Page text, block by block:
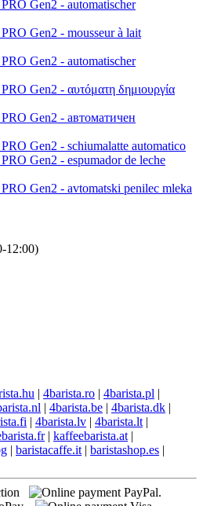
12:00)
| 4barista.ro | 4barista.pl |
| 4barista.be | 4barista.dk |
| 4barista.lv | 4barista.lt |
| kaffeebarista.at |
| baristacaffe.it | baristashop.es |